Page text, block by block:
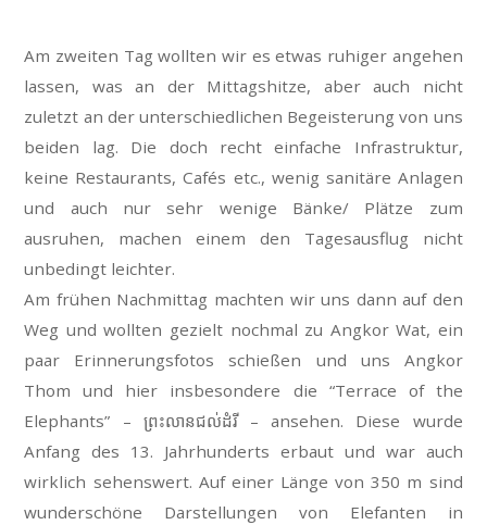
Am zweiten Tag wollten wir es etwas ruhiger angehen
lassen, was an der Mittagshitze, aber auch nicht
zuletzt an der unterschiedlichen Begeisterung von uns
beiden lag. Die doch recht einfache Infrastruktur,
keine Restaurants, Cafés etc., wenig sanitäre Anlagen
und auch nur sehr wenige Bänke/ Plätze zum
ausruhen, machen einem den Tagesausflug nicht
unbedingt leichter.
Am frühen Nachmittag machten wir uns dann auf den
Weg und wollten gezielt nochmal zu Angkor Wat, ein
paar Erinnerungsfotos schießen und uns Angkor
Thom und hier insbesondere die “Terrace of the
Elephants” –ព្រះលានជល់ដំរី– ansehen. Diese wurde
Anfang des 13. Jahrhunderts erbaut und war auch
wirklich sehenswert. Auf einer Länge von 350 m sind
wunderschöne Darstellungen von Elefanten in